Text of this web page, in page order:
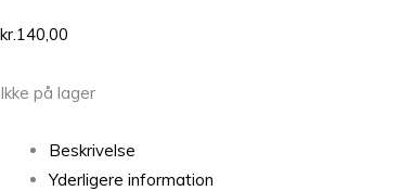
kr.140,00
Ikke på lager
Beskrivelse
Yderligere information